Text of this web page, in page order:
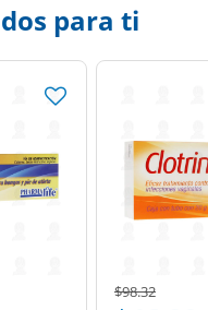
para ti
Price reduced
$98.32to